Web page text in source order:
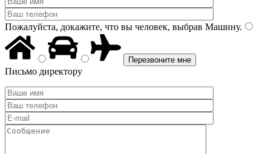
Пожалуйста, докажите, что вы человек, выбрав Машину.
Письмо директору